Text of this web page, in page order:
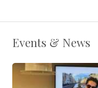
Events & News